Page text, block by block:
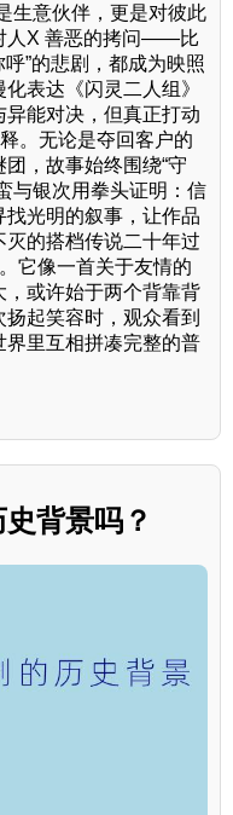
生意伙伴，更是对彼此
人X 善恶的拷问——比
呼”的悲剧，都成为映照
表达《闪灵二人组》
能对决，但真正打动
。无论是夺回客户的
，故事始终围绕“守
与银次用拳头证明：信
光明的叙事，让作品
的搭档传说二十年过
它像一首关于友情的
或许始于两个背靠背
起笑容时，观众看到
界里互相拼凑完整的普
背景吗？